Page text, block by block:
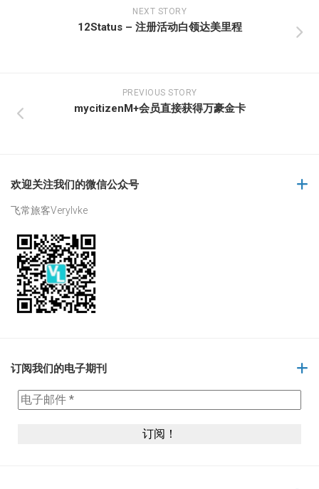
NEXT STORY
12Status – 注册活动白领达美里程
PREVIOUS STORY
mycitizenM+会员直接获得万豪金卡
欢迎关注我们的微信公众号
飞常旅客Verylvke
订阅我们的电子期刊